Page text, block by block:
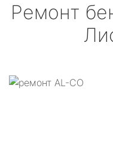
Ремонт